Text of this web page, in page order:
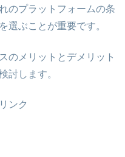
のプラットフォームの条
選ぶことが重要です。
のメリットとデメリット
討します。
ンク